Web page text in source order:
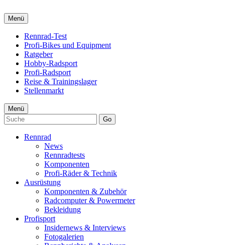
Menü
Rennrad-Test
Profi-Bikes und Equipment
Ratgeber
Hobby-Radsport
Profi-Radsport
Reise & Trainingslager
Stellenmarkt
Menü
Go
Rennrad
News
Rennradtests
Komponenten
Profi-Räder & Technik
Ausrüstung
Komponenten & Zubehör
Radcomputer & Powermeter
Bekleidung
Profisport
Insidernews & Interviews
Fotogalerien